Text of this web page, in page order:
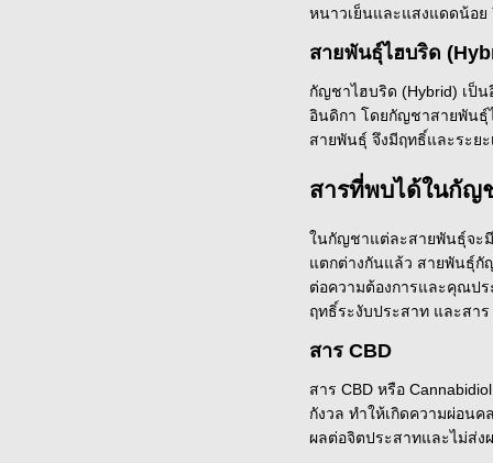
หนาวเย็นและแสงแดดน้อ
สายพันธุ์ไฮบริด
กัญชาไฮบริด (Hybrid) เป็
อินดิกา โดยกัญชาสายพันธุ์
สายพันธุ์ จึงมีฤทธิ์และระย
สารที่พบได้ในกัญ
ในกัญชาแต่ละสายพันธุ์จะมี
แตกต่างกันแล้ว สายพันธุ์กั
ต่อความต้องการและคุณป
ฤทธิ์ระงับประสาท และสา
สาร CBD
สาร CBD หรือ
กังวล ทำให้เกิดความผ่อน
ผลต่อจิตประสาทและไม่ส่ง